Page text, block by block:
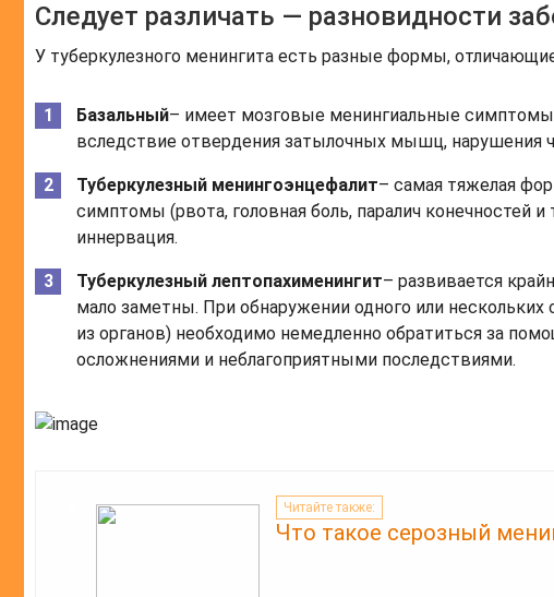
Следует различать — разновидности
У туберкулезного менингита есть разные формы,
Базальный– имеет мозговые менингиальные
вследствие отвердения затылочных мышц, нарушения
Туберкулезный менингоэнцефалит– самая тяжелая
симптомы (рвота, головная боль, паралич конечностей
иннервация.
Туберкулезный лептопахименингит– развивается
мало заметны. При обнаружении одного или
из органов) необходимо немедленно обратиться за
осложнениями и неблагоприятными последствиями.
Читайте также:
Что такое серозный